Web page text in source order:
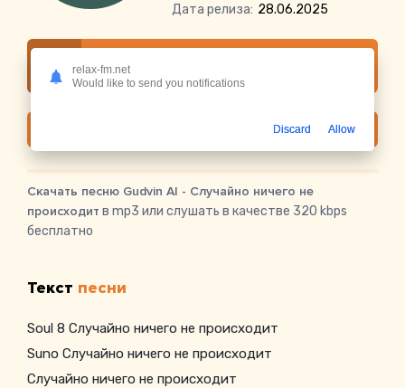
Дата релиза: 28.06.2025
ничего не происходит
Скачать песню Gudvin AI - Случайно ничего не
происходит в mp3 или слушать в качестве 320 kbps
бесплатно
Текст песни
Soul 8 Случайно ничего не происходит
Suno Случайно ничего не происходит
Случайно ничего не происходит
relax-fm.net
Would like to send you notifications
Discard Allow